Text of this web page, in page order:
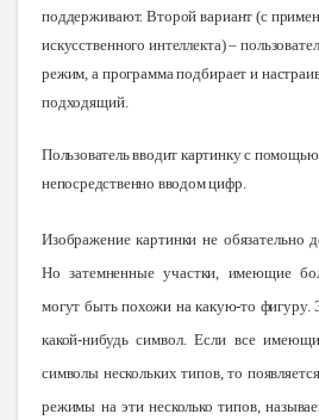
поддерживают. Второй вариант (с
искусственного интеллекта) –
режим, а программа подбирает и
подходящий.
Пользователь вводит картинку с
непосредственно вводом цифр.
Изображение картинки не обязательно
Но затемненные участки, имеющие
могут быть похожи на какую-то фигуру.
какой-нибудь символ. Если все
символы нескольких типов, то
режимы на эти несколько типов,